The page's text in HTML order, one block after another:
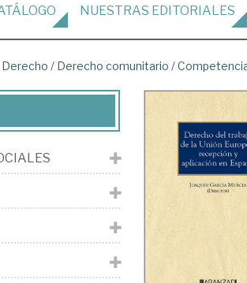
NUESTRAS EDITORIALES
Derecho / Derecho comunitario /